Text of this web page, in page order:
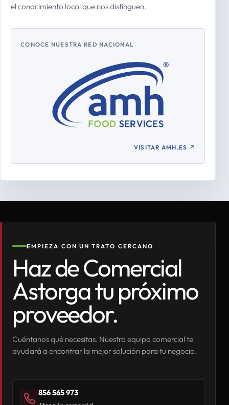
el conocimiento local que nos distinguen.
CONOCE NUESTRA RED NACIONAL
VISITAR AMH.ES ↗
EMPIEZA CON UN TRATO CERCANO
Haz de Comercial
Astorga tu próximo
proveedor.
Cuéntanos qué necesitas. Nuestro equipo comercial te
ayudará a encontrar la mejor solución para tu negocio.
856 565 973